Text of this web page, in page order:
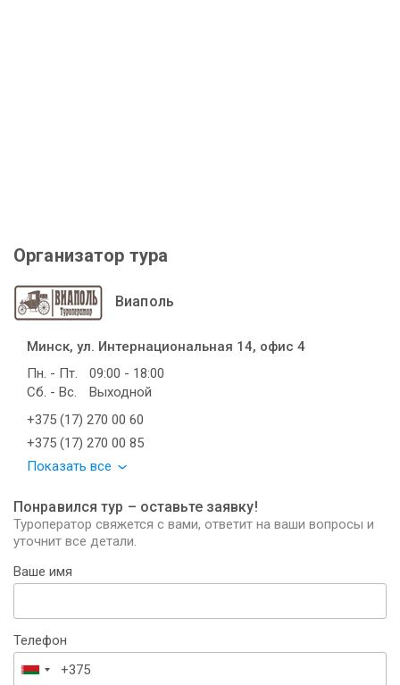
Организатор тура
Виаполь
Минск, ул. Интернациональная 14, офис 4
Пн. - Пт.
09:00 - 18:00
Сб. - Вс.
Выходной
+375 (17) 270 00 60
+375 (17) 270 00 85
Показать все
Понравился тур – оставьте заявку!
Туроператор свяжется с вами, ответит на ваши вопросы и
уточнит все детали.
Ваше имя
Телефон
Беларусь